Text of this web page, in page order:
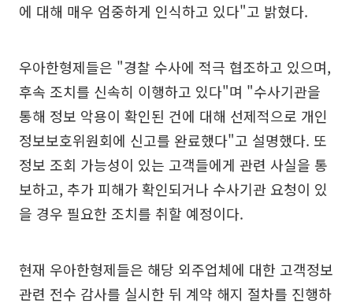
에 대해 매우 엄중하게 인식하고 있다"고 밝혔다.
우아한형제들은 "경찰 수사에 적극 협조하고 있으며,
후속 조치를 신속히 이행하고 있다"며 "수사기관을
통해 정보 악용이 확인된 건에 대해 선제적으로 개인
정보보호위원회에 신고를 완료했다"고 설명했다. 또
정보 조회 가능성이 있는 고객들에게 관련 사실을 통
보하고, 추가 피해가 확인되거나 수사기관 요청이 있
을 경우 필요한 조치를 취할 예정이다.
현재 우아한형제들은 해당 외주업체에 대한 고객정보
관련 전수 감사를 실시한 뒤 계약 해지 절차를 진행하